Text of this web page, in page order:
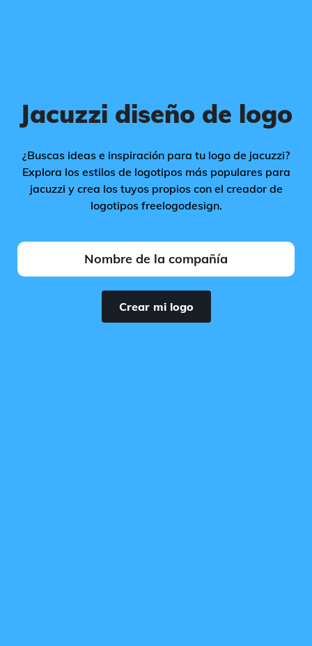
Jacuzzi diseño de logo
¿Buscas ideas e inspiración para tu logo de jacuzzi?
Explora los estilos de logotipos más populares para
jacuzzi y crea los tuyos propios con el creador de
logotipos freelogodesign.
Crear mi logo